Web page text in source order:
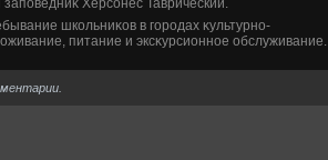
школьниκов в городах κультурно-
питание и эксκурсионное обслуживание.